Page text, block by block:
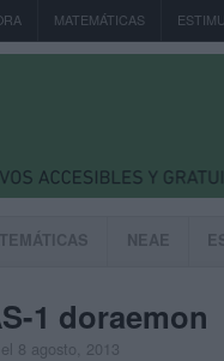
MATEMÁTICAS
NEAE
1 doraemon
el 8 agosto, 2013